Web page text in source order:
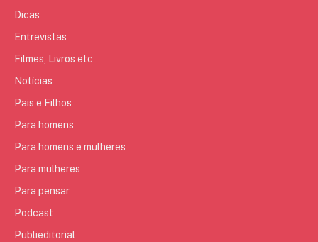
Dicas
Entrevistas
Filmes, Livros etc
Notícias
Pais e Filhos
Para homens
Para homens e mulheres
Para mulheres
Para pensar
Podcast
Publieditorial